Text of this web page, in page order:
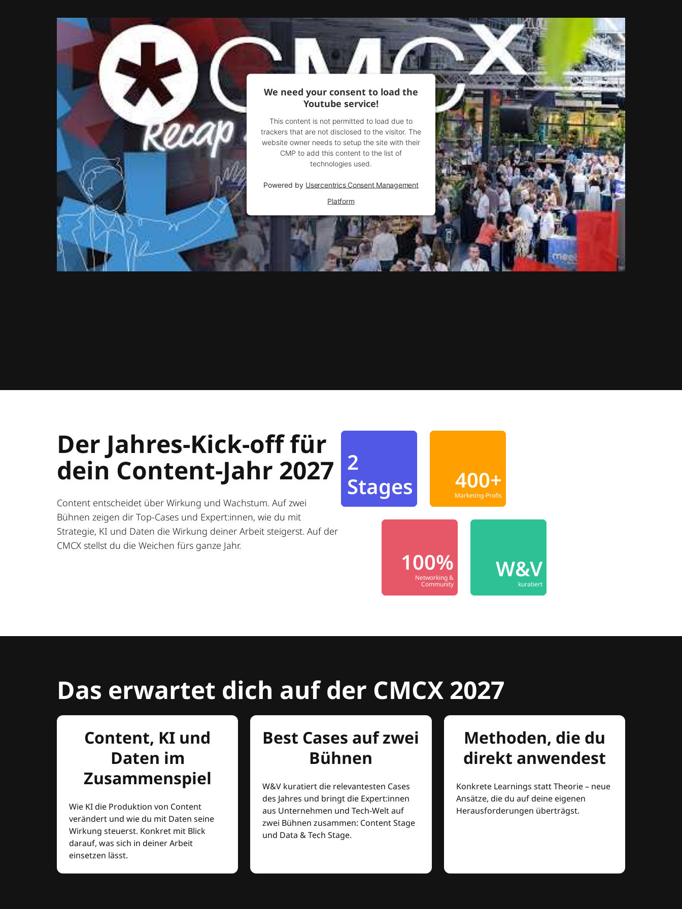
We need your consent to load the
Youtube service!
This content is not permitted to load due to
trackers that are not disclosed to the visitor. The
website owner needs to setup the site with their
CMP to add this content to the list of
technologies used.
Powered by Usercentrics Consent Management
Platform
Der Jahres-Kick-off für
dein Content-Jahr 2027
Content entscheidet über Wirkung und Wachstum. Auf zwei
Bühnen zeigen dir Top-Cases und Expert:innen, wie du mit
Strategie, KI und Daten die Wirkung deiner Arbeit steigerst. Auf der
CMCX stellst du die Weichen fürs ganze Jahr.
2
Stages
400+
Marketing-Profis
100%
Networking &
Community
W&V
kuratiert
Das erwartet dich auf der CMCX 2027
Content, KI und
Daten im
Zusammenspiel
Wie KI die Produktion von Content
verändert und wie du mit Daten seine
Wirkung steuerst. Konkret mit Blick
darauf, was sich in deiner Arbeit
einsetzen lässt.
Best Cases auf zwei
Bühnen
W&V kuratiert die relevantesten Cases
des Jahres und bringt die Expert:innen
aus Unternehmen und Tech-Welt auf
zwei Bühnen zusammen: Content Stage
und Data & Tech Stage.
Methoden, die du
direkt anwendest
Konkrete Learnings statt Theorie – neue
Ansätze, die du auf deine eigenen
Herausforderungen überträgst.